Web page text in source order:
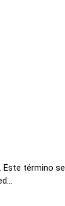
Este término se